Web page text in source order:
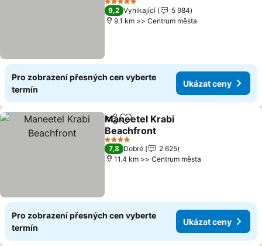
5 Počet hvězdiček
9,2 Vynikající
5 984
9.1 km >> Centrum města
Pro zobrazení přesných cen vyberte
termín
Ukázat ceny
SdíletPřidat na seznam oblíbených
Maneetel Krabi
Beachfront
4 Počet hvězdiček
7,8 Dobré
2 625
11.4 km >> Centrum města
Pro zobrazení přesných cen vyberte
termín
Ukázat ceny